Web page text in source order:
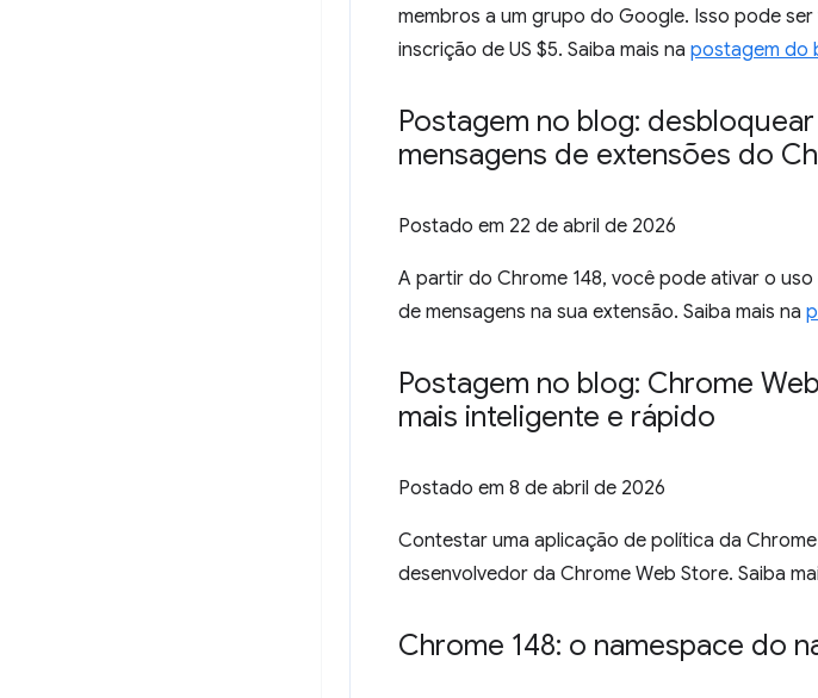
membros a um grupo do Google. Isso pode
inscrição de US $5. Saiba mais na postagem do
Postagem no blog:
mensagens de extensões do
Postado em 22 de abril de 2026
A partir do Chrome 148, você pode ativar o uso
de mensagens na sua extensão. Saiba mais na
Postagem no blog: Chrome
mais inteligente e rápido
Postado em 8 de abril de 2026
Contestar uma aplicação de política da
desenvolvedor da Chrome Web Store. Saiba
Chrome 148: o namespace do